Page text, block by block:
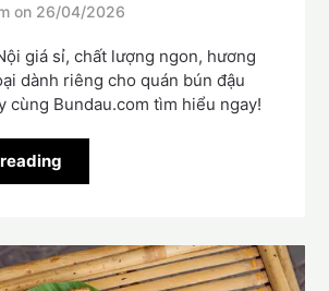
on 26/04/2026
giá sỉ, chất lượng ngon, hương
dành riêng cho quán bún đậu
cùng Bundau.com tìm hiểu ngay!